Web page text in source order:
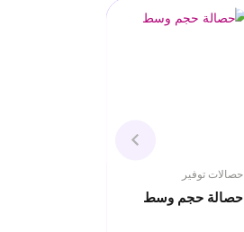
حصالات توفير
حصالة حجم وسط